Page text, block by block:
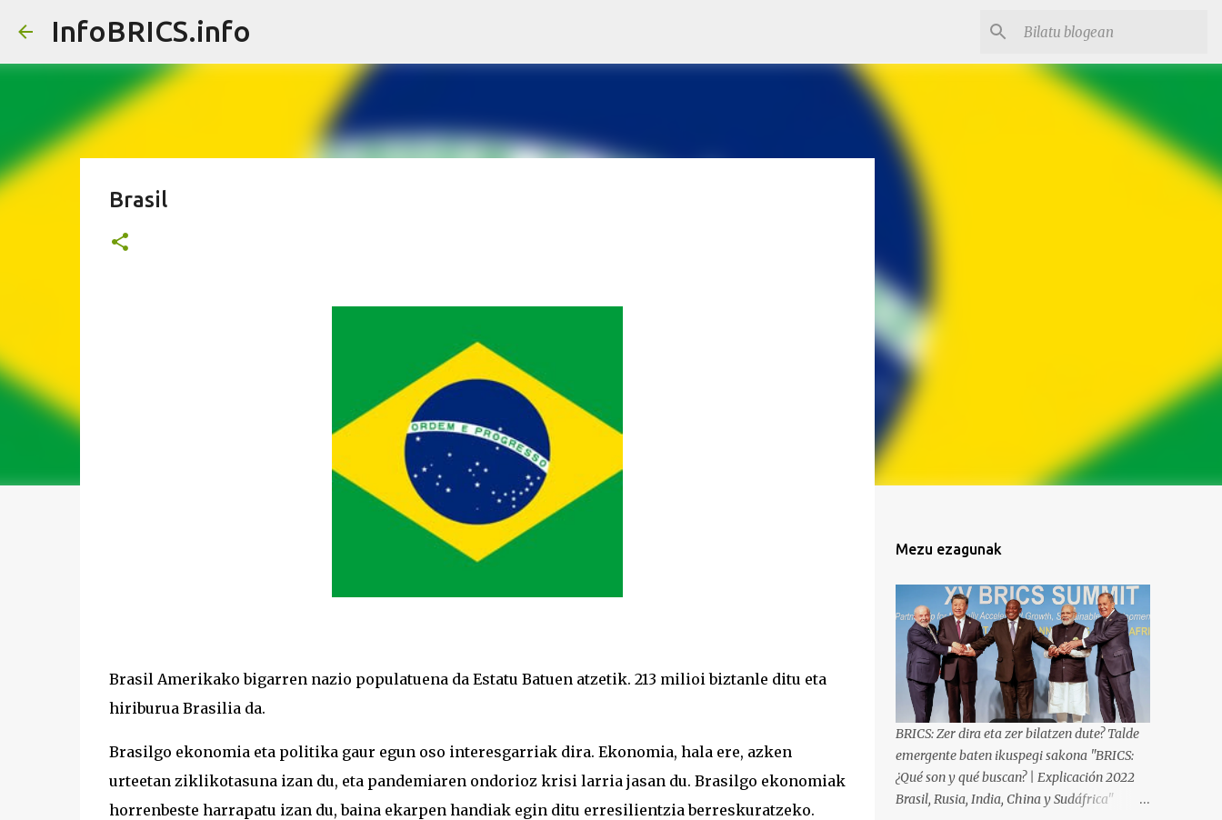
InfoBRICS.info
Brasil
Brasil Amerikako bigarren nazio populatuena da Estatu Batuen atzetik. 213 milioi biztanle ditu eta
hiriburua Brasilia da.
Brasilgo ekonomia eta politika gaur egun oso interesgarriak dira. Ekonomia, hala ere, azken
urteetan ziklikotasuna izan du, eta pandemiaren ondorioz krisi larria jasan du. Brasilgo ekonomiak
horrenbeste harrapatu izan du, baina ekarpen handiak egin ditu erresilientzia berreskuratzeko.
Mezu ezagunak
BRICS: Zer dira eta zer bilatzen dute? Talde
emergente baten ikuspegi sakona "BRICS:
¿Qué son y qué buscan? | Explicación 2022
Brasil, Rusia, India, China y Sudáfrica"